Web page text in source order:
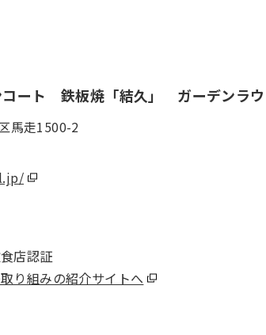
ート 鉄板焼「結久」 ガーデンラ
馬走1500-2
店認証
り組みの紹介サイトへ